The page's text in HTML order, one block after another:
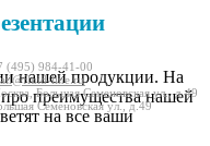
(495) 984-41-00
line.ru
БольшаяCеменовская ул., д.49
Cеменовская ул., д.49
нашей продукции. На
про преимущества нашей
на все ваши